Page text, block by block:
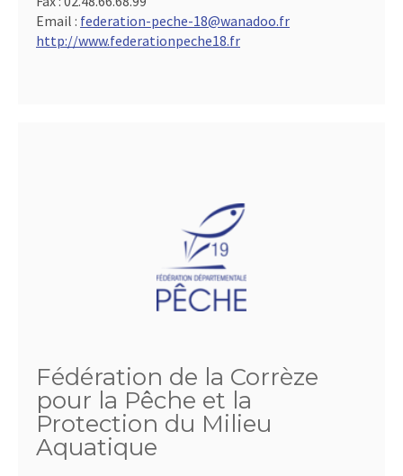
Email : federation-peche-18@wanadoo.fr
http://www.federationpeche18.fr
Fédération de la Corrèze
pour la Pêche et la
Protection du Milieu
Aquatique